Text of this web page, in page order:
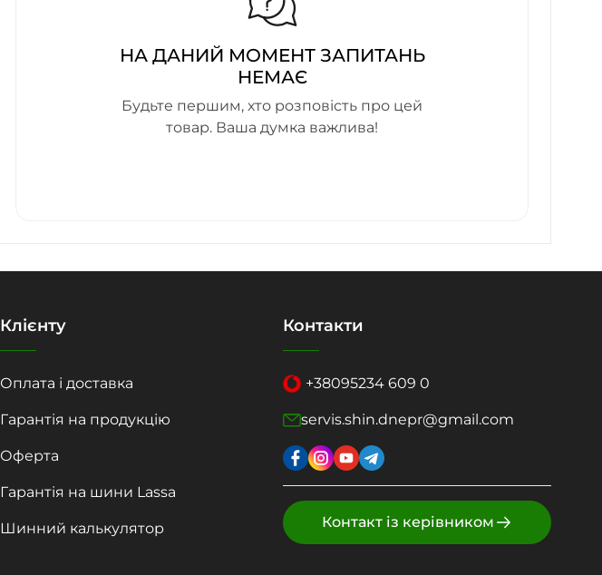
НА ДАНИЙ МОМЕНТ ЗАПИТАНЬ
НЕМАЄ
Будьте першим, хто розповість про цей
товар. Ваша думка важлива!
Клієнту
Оплата і доставка
Гарантія на продукцію
Оферта
Гарантія на шини Lassa
Шинний калькулятор
Контакти
+38095234 609 0
servis.shin.dnepr@gmail.com
Контакт із керівником